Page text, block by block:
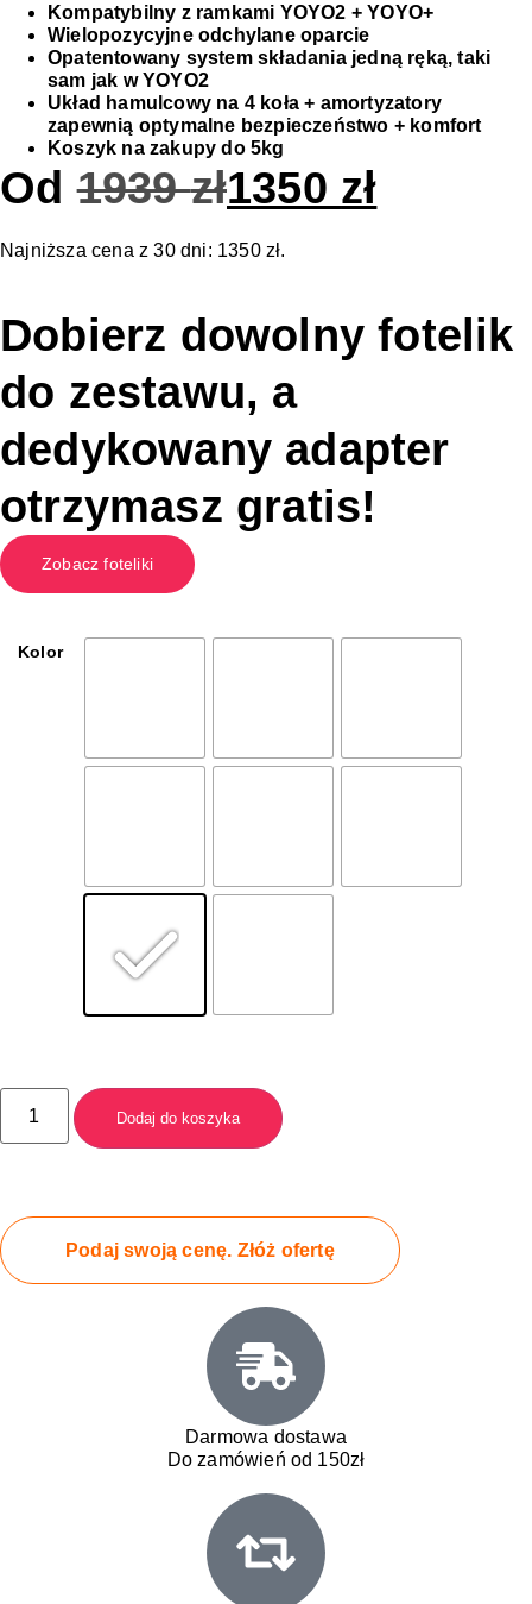
Kompatybilny z ramkami YOYO2 + YOYO+
Wielopozycyjne odchylane oparcie
Opatentowany system składania jedną ręką, taki
sam jak w YOYO2
Układ hamulcowy na 4 koła + amortyzatory
zapewnią optymalne bezpieczeństwo + komfort
Koszyk na zakupy do 5kg
Od1939zł1350 zł
Najniższa cena z 30 dni: 1350 zł.
Dobierz dowolny fotelik
do zestawu, a
dedykowany adapter
otrzymasz gratis!
Zobacz foteliki
Podaj swoją cenę. Złóż ofertę
Kolor
Dodaj do koszyka
Darmowa dostawa
Do zamówień od 150zł